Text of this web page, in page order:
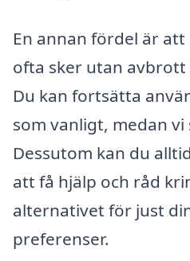
En annan fördel är
ofta sker utan
Du kan fortsätta
som vanligt, medan
Dessutom kan du
att få hjälp och råd
alternativet för just
preferenser.